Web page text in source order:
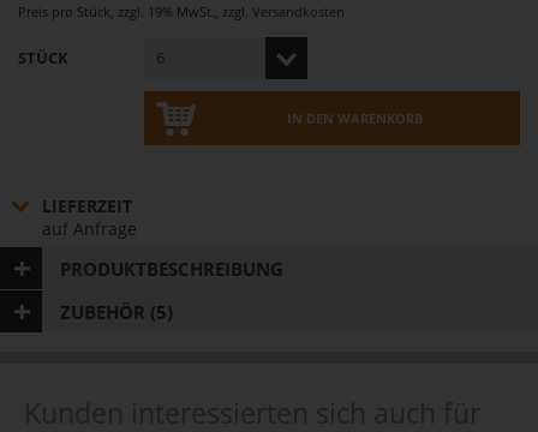
Preis pro Stück, zzgl. 19% MwSt., zzgl. Versandkosten
STÜCK
IN DEN WARENKORB
LIEFERZEIT
auf Anfrage
PRODUKTBESCHREIBUNG
ZUBEHÖR (5)